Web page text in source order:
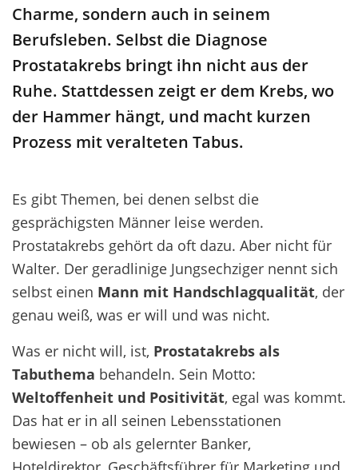
Charme, sondern auch in seinem
Berufsleben. Selbst die Diagnose
Prostatakrebs bringt ihn nicht aus der
Ruhe. Stattdessen zeigt er dem Krebs, wo
der Hammer hängt, und macht kurzen
Prozess mit veralteten Tabus.
Es gibt Themen, bei denen selbst die
gesprächigsten Männer leise werden.
Prostatakrebs gehört da oft dazu. Aber nicht für
Walter. Der geradlinige Jungsechziger nennt sich
selbst einen Mann mit Handschlagqualität, der
genau weiß, was er will und was nicht.
Was er nicht will, ist, Prostatakrebs als
Tabuthema behandeln. Sein Motto:
Weltoffenheit und Positivität, egal was kommt.
Das hat er in all seinen Lebensstationen
bewiesen – ob als gelernter Banker,